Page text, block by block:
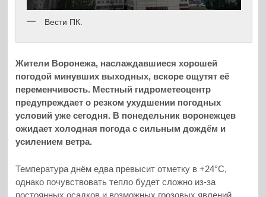
Вести ПК.
Жители Воронежа, наслаждавшиеся хорошей
погодой минувших выходных, вскоре ощутят её
переменчивость. Местный гидрометеоцентр
предупреждает о резком ухудшении погодных
условий уже сегодня. В понедельник воронежцев
ожидает холодная погода с сильным дождём и
усилением ветра.
Температура днём едва превысит отметку в +24°C,
однако почувствовать тепло будет сложно из-за
постоянных осадков и возможных грозовых явлений.